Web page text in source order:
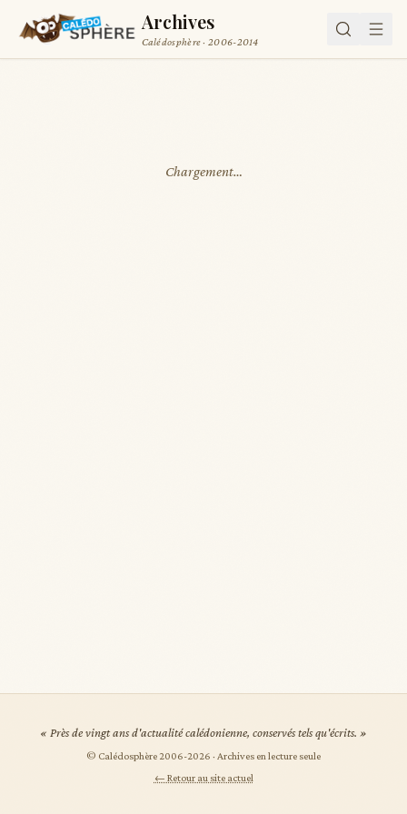
Archives
Calédosphère · 2006-2014
Chargement…
« Près de vingt ans d'actualité calédonienne, conservés tels qu'écrits. »
© Calédosphère 2006-2026 · Archives en lecture seule
← Retour au site actuel